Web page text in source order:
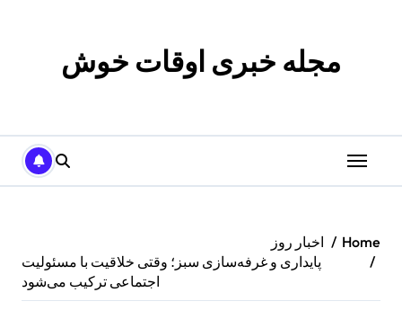
مجله خبری اوقات خوش
Home
اخبار روز
پایداری و غرفه‌سازی سبز؛ وقتی خلاقیت با مسئولیت
اجتماعی ترکیب می‌شود